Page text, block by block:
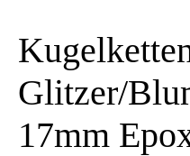
Glitzer/
17mm